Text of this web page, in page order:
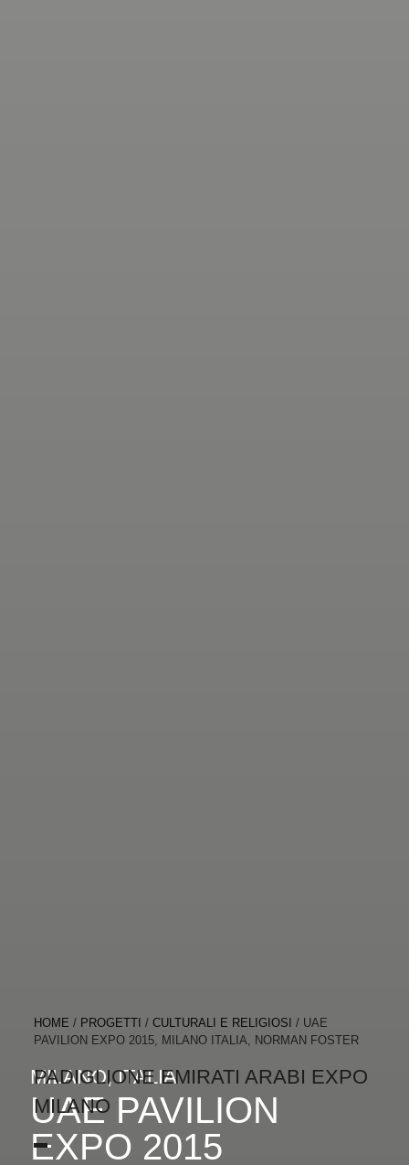
MILANO, ITALIA
UAE PAVILION
EXPO 2015
HOME / PROGETTI / CULTURALI E RELIGIOSI / UAE
PAVILION EXPO 2015, MILANO ITALIA, NORMAN FOSTER
PADIGLIONE EMIRATI ARABI EXPO
MILANO